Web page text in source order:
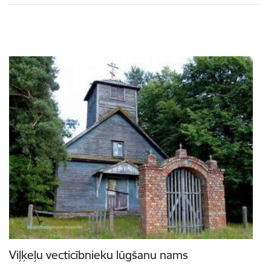
Viļķeļu vecticībnieku lūgšanu nams